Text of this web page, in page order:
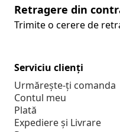
Retragere din
Trimite o cerere de
Serviciu clienți
Urmărește-ți comanda
Contul meu
Plată
Expediere și Livrare